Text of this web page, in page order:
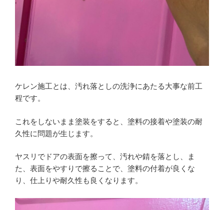
ケレン施工とは、汚れ落としの洗浄にあたる大事な前工
程です。
これをしないまま塗装をすると、塗料の接着や塗装の耐
久性に問題が生じます。
ヤスリでドアの表面を擦って、汚れや錆を落とし、ま
た、表面をやすりで擦ることで、塗料の付着が良くな
り、仕上りや耐久性も良くなります。